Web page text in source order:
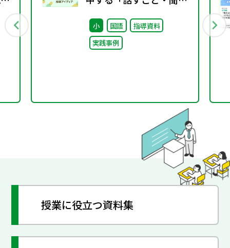
こと」指導アイディア
小 国語
指導資料
実践事例
授業に役立つ資料集